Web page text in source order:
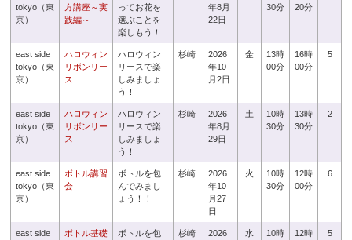
tokyo（東
京）
方講座～実
践編～
ってお花を
選ぶことを
楽しもう！
年8月
22日
30分
20分
east side
tokyo（東
京）
ハロウィン
リボンリー
ス
ハロウィン
リースで楽
しみましょ
う！
杉崎
2026
年10
月2日
金
13時
00分
16時
00分
5
east side
tokyo（東
京）
ハロウィン
リボンリー
ス
ハロウィン
リースで楽
しみましょ
う！
杉崎
2026
年8月
29日
土
10時
30分
13時
30分
2
east side
tokyo（東
京）
ボトル講習
会
ボトルを包
んでみまし
ょう！！
杉崎
2026
年10
月27
日
火
10時
30分
12時
00分
6
east side
ボトル基礎
ボトルを包
杉崎
2026
水
10時
12時
5